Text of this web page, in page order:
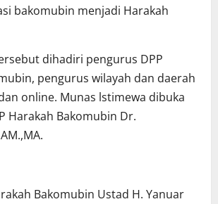
bakomubin menjadi Harakah
dihadiri pengurus DPP
pengurus wilayah dan daerah
online. Munas lstimewa dibuka
Harakah Bakomubin Dr.
Bakomubin Ustad H. Yanuar